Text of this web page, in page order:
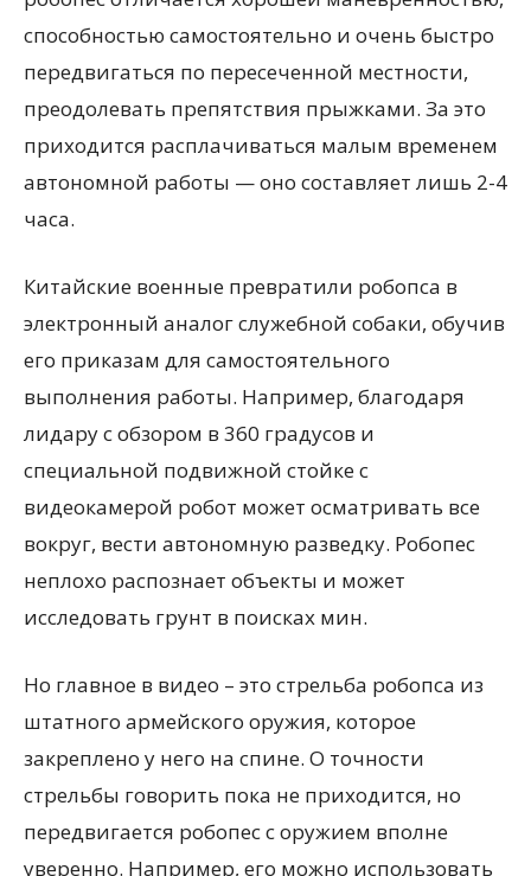
способностью самостоятельно и очень быстро
передвигаться по пересеченной местности,
преодолевать препятствия прыжками. За это
приходится расплачиваться малым временем
автономной работы — оно составляет лишь 2-4
часа.
Китайские военные превратили робопса в
электронный аналог служебной собаки, обучив
его приказам для самостоятельного
выполнения работы. Например, благодаря
лидару с обзором в 360 градусов и
специальной подвижной стойке с
видеокамерой робот может осматривать все
вокруг, вести автономную разведку. Робопес
неплохо распознает объекты и может
исследовать грунт в поисках мин.
Но главное в видео – это стрельба робопса из
штатного армейского оружия, которое
закреплено у него на спине. О точности
стрельбы говорить пока не приходится, но
передвигается робопес с оружием вполне
уверенно. Например, его можно использовать